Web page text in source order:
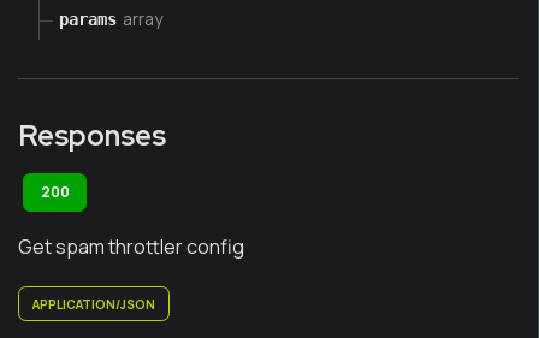
params array
Responses
200
Get spam throttler config
APPLICATION/JSON